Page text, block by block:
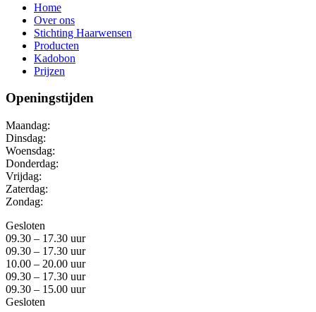
Home
Over ons
Stichting Haarwensen
Producten
Kadobon
Prijzen
Openingstijden
Maandag:
Dinsdag:
Woensdag:
Donderdag:
Vrijdag:
Zaterdag:
Zondag:
Gesloten
09.30 – 17.30 uur
09.30 – 17.30 uur
10.00 – 20.00 uur
09.30 – 17.30 uur
09.30 – 15.00 uur
Gesloten